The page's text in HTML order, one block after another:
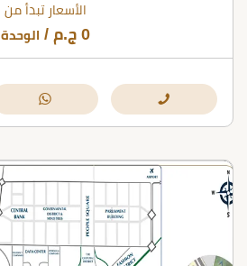
الأسعار تبدأ من
0 ج.م / الوحدة